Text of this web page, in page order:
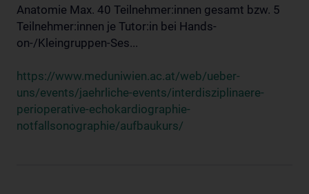
Anatomie Max. 40 Teilnehmer:innen gesamt bzw. 5
Teilnehmer:innen je Tutor:in bei Hands-
on-/Kleingruppen-Ses...
https://www.meduniwien.ac.at/web/ueber-
uns/events/jaehrliche-events/interdisziplinaere-
perioperative-echokardiographie-
notfallsonographie/aufbaukurs/